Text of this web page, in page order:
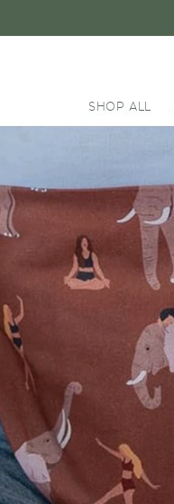
SHOP ALL